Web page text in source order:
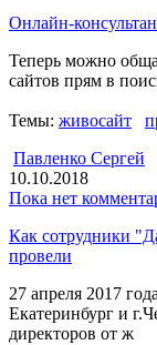
Онлайн-
Теперь можно
сайтов прям в
Темы: живосайт
Павленко Сергей
10.10.2018
Пока нет
Как сотрудники
провели
27 апреля 2017
Екатеринбург и
директоров от ж